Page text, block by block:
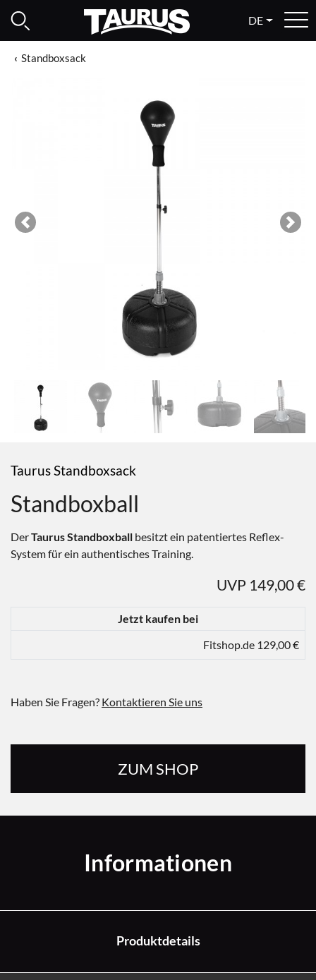
DE
Standboxsack
Previous Next
Taurus Standboxsack
Standboxball
DerTaurus Standboxball besitzt ein patentiertes Reflex-
System für ein authentisches Training.
UVP 149,00 €
Jetzt kaufen bei
Fitshop.de 129,00 €
Haben Sie Fragen? Kontaktieren Sie uns
ZUM SHOP
Informationen
Produktdetails